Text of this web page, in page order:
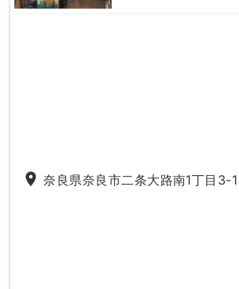
place 奈良県奈良市二条大路南1丁目3-1